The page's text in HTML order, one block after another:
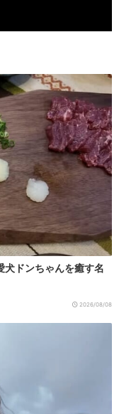
犬ドンちゃんを癒す名
2026/08/08